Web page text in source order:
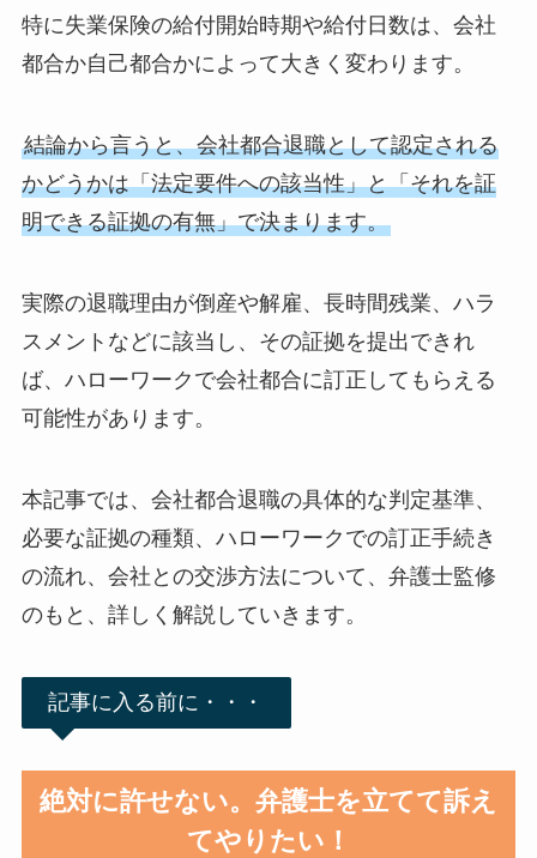
特に失業保険の給付開始時期や給付日数は、会社
都合か自己都合かによって大きく変わります。
結論から言うと、会社都合退職として認定される
かどうかは「法定要件への該当性」と「それを証
明できる証拠の有無」で決まります。
実際の退職理由が倒産や解雇、長時間残業、ハラ
スメントなどに該当し、その証拠を提出できれ
ば、ハローワークで会社都合に訂正してもらえる
可能性があります。
本記事では、会社都合退職の具体的な判定基準、
必要な証拠の種類、ハローワークでの訂正手続き
の流れ、会社との交渉方法について、弁護士監修
のもと、詳しく解説していきます。
記事に入る前に・・・
絶対に許せない。弁護士を立てて訴え
てやりたい！